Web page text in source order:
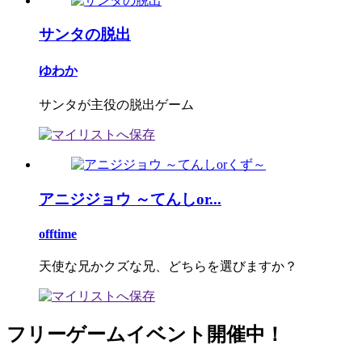
サンタの脱出
ゆわか
サンタが主役の脱出ゲーム
アニジジョウ ～てんしor...
offtime
天使な兄かクズな兄、どちらを選びますか？
フリーゲームイベント開催中！